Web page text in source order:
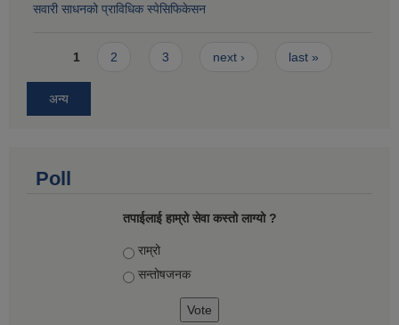
सवारी साधनको प्राविधिक स्पेसिफिकेसन
Pages
1 2 3 next › last »
अन्य
Poll
तपाईलाई हाम्रो सेवा कस्तो लाग्यो ?
Choices
राम्रो
सन्तोषज‍नक